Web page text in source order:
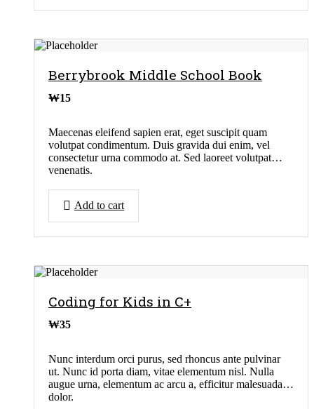
Berrybrook Middle School Book
₩15
Maecenas eleifend sapien erat, eget suscipit quam
volutpat condimentum. Duis gravida dui enim, vel
consectetur urna commodo at. Sed laoreet volutpat
venenatis.
Add to cart
Coding for Kids in C+
₩35
Nunc interdum orci purus, sed rhoncus ante pulvinar
ut. Nunc id porta diam, vitae elementum nisl. Nulla
augue urna, elementum ac arcu a, efficitur malesuada
dolor.